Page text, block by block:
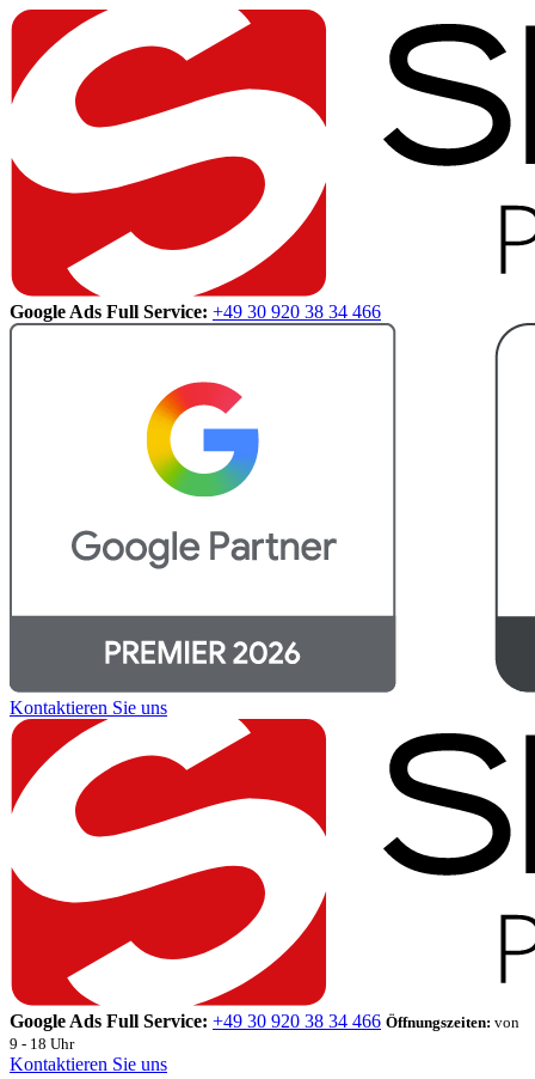
Google Ads Full Service: +49 30 920 38 34 466
Kontaktieren Sie uns
Google Ads Full Service: +49 30 920 38 34 466 Öffnungszeiten: von
9 - 18 Uhr
Kontaktieren Sie uns